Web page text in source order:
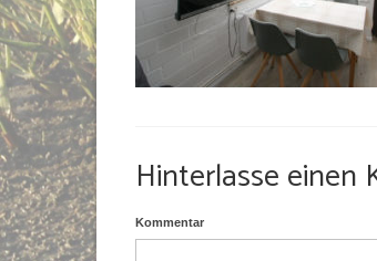
Hinterlasse einen
Kommentar